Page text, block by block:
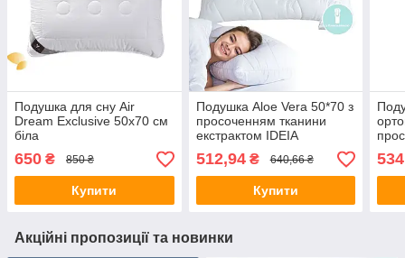
Подушка для сну Air
Dream Exclusive 50х70 см
біла
650 ₴ 850 ₴
Купити
Подушка Aloe Vera 50*70 з
просоченням тканини
екстрактом IDEIA
512,94₴ 640,66 ₴
Купити
Акційні пропозиції та новинки